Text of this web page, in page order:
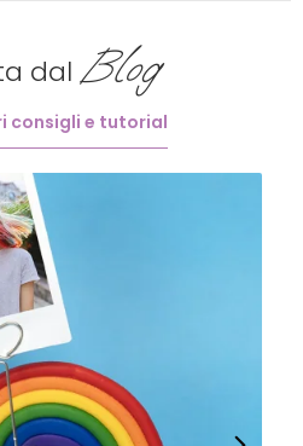
dal Blog
consigli e tutorial